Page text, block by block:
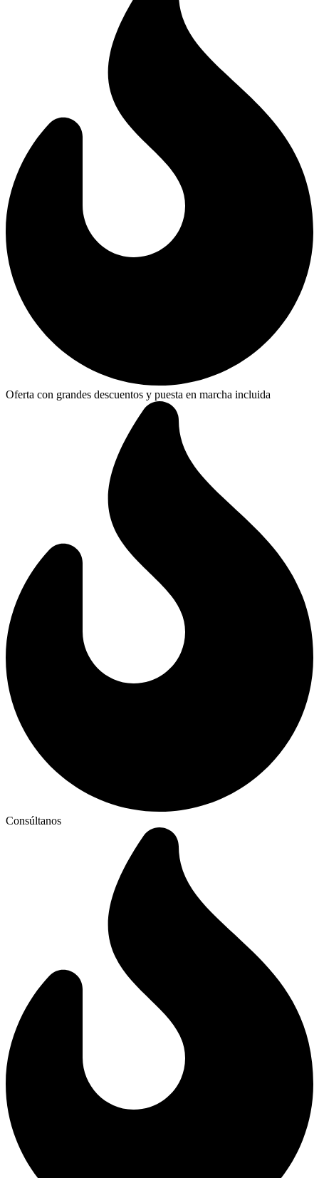
Oferta con grandes descuentos y puesta en marcha incluida
Consúltanos